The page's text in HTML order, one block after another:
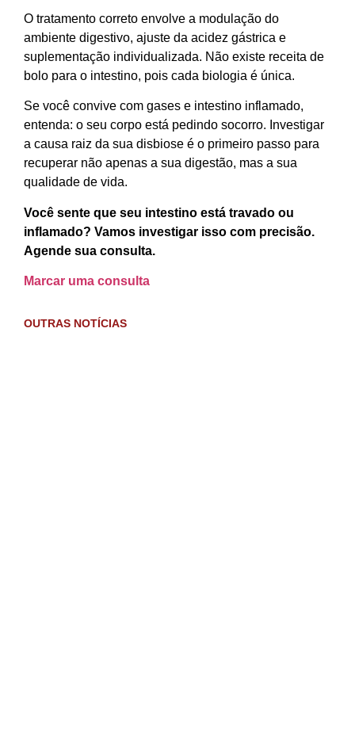
O tratamento correto envolve a modulação do
ambiente digestivo, ajuste da acidez gástrica e
suplementação individualizada. Não existe receita de
bolo para o intestino, pois cada biologia é única.
Se você convive com gases e intestino inflamado,
entenda: o seu corpo está pedindo socorro. Investigar
a causa raiz da sua disbiose é o primeiro passo para
recuperar não apenas a sua digestão, mas a sua
qualidade de vida.
Você sente que seu intestino está travado ou
inflamado? Vamos investigar isso com precisão.
Agende sua consulta.
Marcar uma consulta
OUTRAS NOTÍCIAS